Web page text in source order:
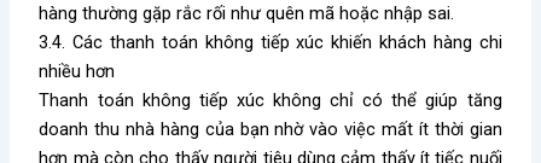
hàng thường gặp rắc rối như quên mã hoặc nhập sai.
3.4. Các thanh toán không tiếp xúc khiến khách hàng chi
nhiều hơn
Thanh toán không tiếp xúc không chỉ có thể giúp tăng
doanh thu nhà hàng của bạn nhờ vào việc mất ít thời gian
hơn mà còn cho thấy người tiêu dùng cảm thấy ít tiếc nuối